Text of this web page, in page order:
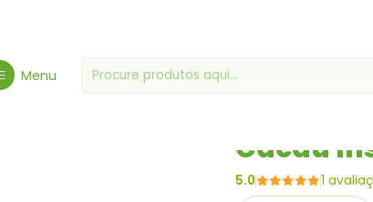
Menu
Cacau
5.0 1